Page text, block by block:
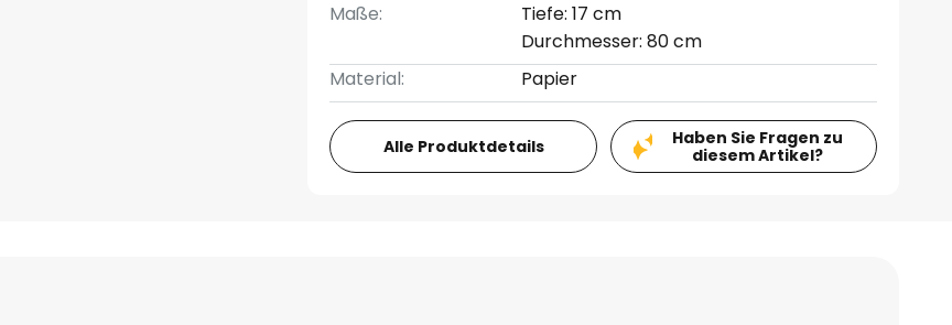
Maße:
Tiefe: 17 cm
Durchmesser: 80 cm
Material:
Papier
Alle Produktdetails
Haben Sie Fragen zu
diesem Artikel?